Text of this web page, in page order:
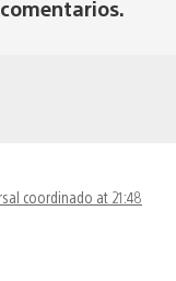
coordinado at 21:48